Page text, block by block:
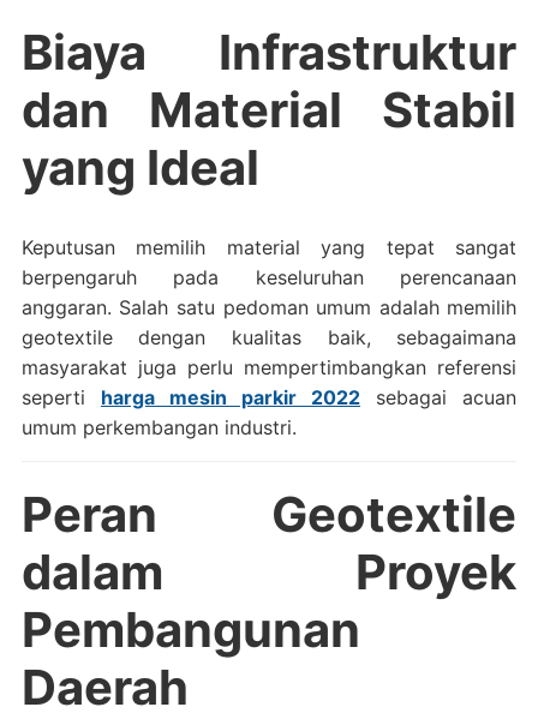
Biaya Infrastruktur
dan Material Stabil
yang Ideal
Keputusan memilih material yang tepat sangat
berpengaruh pada keseluruhan perencanaan
anggaran. Salah satu pedoman umum adalah memilih
geotextile dengan kualitas baik, sebagaimana
masyarakat juga perlu mempertimbangkan referensi
seperti harga mesin parkir 2022 sebagai acuan
umum perkembangan industri.
Peran Geotextile
dalam Proyek
Pembangunan
Daerah